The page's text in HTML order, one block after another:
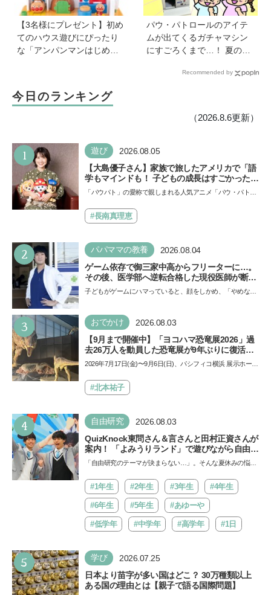
【3名様にプレゼント】初め
てのハウス遊びにぴったり
な「アンパンマンはじめて
パウ・パトロールのアイテ
ムが出てくるガチャマシン
にすごろくまで…！ 夏のお
イテムがいっぱい【雑誌
Recommended by
今日のランキング
（2026.8.6更新）
1 遊び 2026.08.05
【大島優子さん】家族で旅したアメリカで「語
学もマインドも！ 子どもの成長はすごかった」
声優をつとめた映画『パウ・パトロール ザ・ダ
できると子どもに知ってほしい
「パウパト」の愛称で親しまれる人気アニメ「パウ・パトロ
ザ…#長南真理恵
2 パパママの教養 2026.08.04
ゲーム依存で御三家中高からフリーターに…。
その後、医学部へ逆転合格した現役医師が断言
「ゲームの経験が受験勉強に役立った」そう考
子どもがゲームにハマっていると、顔をしかめ、「やめなさ
い…
3 おでかけ 2026.08.03
【9月まで開催中】「ヨコハマ恐竜展2026」過
去26万人を動員した恐竜展が9年ぶりに復活！
夏休みのおでかけで楽しむポイントを完全ガイ
2026年7月17日(金)〜9月6日(日)、パシフィコ横浜 展示ホール
催…#北本祐子
4 自由研究 2026.08.03
QuizKnock東問さん＆言さんと田村正資さんが
案内！ 「よみうりランド」で遊びながら自由研
究が進む期間限定イベントが開催
「自由研究のテーマが決まらない…」。そんな夏休みの悩み
バ!!…
#1年生 #2年生 #3年生 #4年生
#6年生 #5年生 #あゆーや
#低学年 #中学年 #高学年 #1日
5 学び 2026.07.25
日本より苗字が多い国はどこ？ 30万種類以上
ある国の理由とは【親子で語る国際問題】